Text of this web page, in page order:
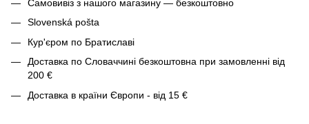
Самовивіз з нашого магазину — безкоштовно
Slovenská pošta
Кур'єром по Братиславі
Доставка по Словаччині безкоштовна при замовленні від
200 €
Доставка в країни Європи - від 15 €